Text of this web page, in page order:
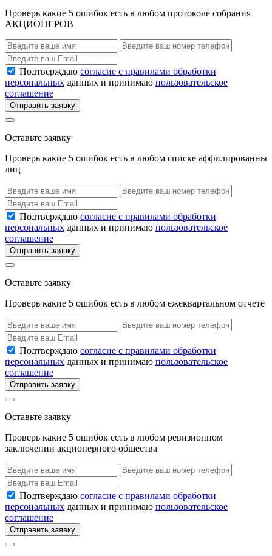
Проверь какие 5 ошибок есть в любом протоколе собрания
АКЦИОНЕРОВ
Подтверждаю согласие с правилами обработки
персональных данных и принимаю пользовательское
соглашение
Отправить заявку
Оставьте заявку
Проверь какие 5 ошибок есть в любом списке аффилированны
лиц
Подтверждаю согласие с правилами обработки
персональных данных и принимаю пользовательское
соглашение
Отправить заявку
Оставьте заявку
Проверь какие 5 ошибок есть в любом ежеквартальном отчете
Подтверждаю согласие с правилами обработки
персональных данных и принимаю пользовательское
соглашение
Отправить заявку
Оставьте заявку
Проверь какие 5 ошибок есть в любом ревизионном
заключении акционерного общества
Подтверждаю согласие с правилами обработки
персональных данных и принимаю пользовательское
соглашение
Отправить заявку